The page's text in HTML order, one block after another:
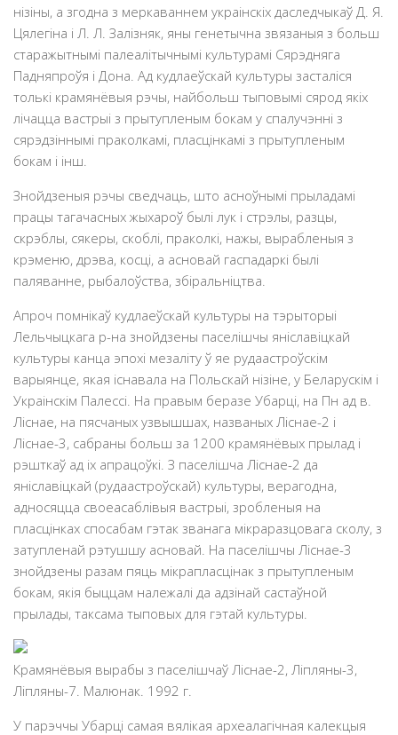
нiзiны, а згодна з меркаваннем украiнскiх даследчыкаў Д. Я.
Цялегiна i Л. Л. Залiзняк, яны генетычна звязаныя з больш
старажытнымi палеалiтычнымi культурамi Сярэдняга
Падняпроўя i Дона. Ад кудлаеўскай культуры засталiся
толькi крамянёвыя рэчы, найбольш тыповымi сярод якiх
лiчацца вастрыi з прытупленым бокам у спалучэннi з
сярэдзiннымi праколкамi, пласцiнкамi з прытупленым
бокам i iнш.
Знойдзеныя рэчы сведчаць, што асноўнымi прыладамi
працы тагачасных жыхароў былi лук i стрэлы, разцы,
скрэблы, сякеры, скоблi, праколкi, нажы, вырабленыя з
крэменю, дрэва, косцi, а асновай гаспадаркi былi
паляванне, рыбалоўства, збiральнiцтва.
Апроч помнікаў кудлаеўскай культуры на тэрыторыi
Лельчыцкага р-на знойдзены паселiшчы янiславiцкай
культуры канца эпохi мезалiту ў яе рудаастроўскiм
варыянце, якая iснавала на Польскай нiзiне, у Беларускiм i
Украiнскiм Палессi. На правым беразе Убарцi, на Пн ад в.
Лiснае, на пясчаных узвышшах, названых Лiснае-2 i
Лiснае-3, сабраны больш за 1200 крамянёвых прылад i
рэшткаў ад iх апрацоўкi. З паселiшча Лiснае-2 да
яніславіцкай (рудаастроўскай) культуры, верагодна,
адносяцца своеасаблiвыя вастрыi, зробленыя на
пласцiнках спосабам гэтак званага мiкраразцовага сколу, з
затупленай рэтушшу асновай. На паселiшчы Лiснае-3
знойдзены разам пяць мiкрапласцiнак з прытупленым
бокам, якiя быццам належалi да адзiнай састаўной
прылады, таксама тыповых для гэтай культуры.
Крамянёвыя вырабы з паселiшчаў Ліснае-2, Лiпляны-3,
Лiпляны-7. Малюнак. 1992 г.
У парэччы Убарці самая вялікая археалагічная калекцыя